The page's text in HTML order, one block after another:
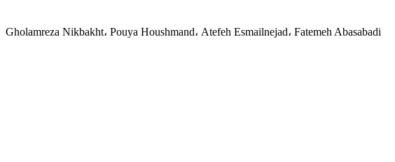
Gholamreza Nikbakht، Pouya Houshmand، Atefeh Esmailnejad، Fatemeh Abasabadi